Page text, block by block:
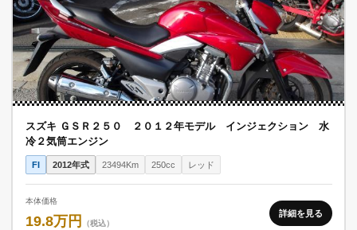
スズキ ＧＳＲ２５０ ２０１２年モデル インジェクション 水
冷２気筒エンジン
FI 2012年式 23494Km 250cc レッド
本体価格
19.8万円 （税込）
詳細を見る